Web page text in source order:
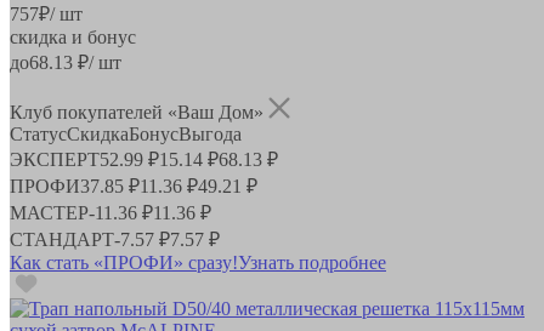
757₽/ шт
скидка и бонус
до68.13 ₽/ шт
Клуб покупателей «Ваш Дом»
СтатусСкидкаБонусВыгода
ЭКСПЕРТ52.99 ₽15.14 ₽68.13 ₽
ПРОФИ37.85 ₽11.36 ₽49.21 ₽
МАСТЕР-11.36 ₽11.36 ₽
СТАНДАРТ-7.57 ₽7.57 ₽
Как стать «ПРОФИ» сразу!Узнать подробнее